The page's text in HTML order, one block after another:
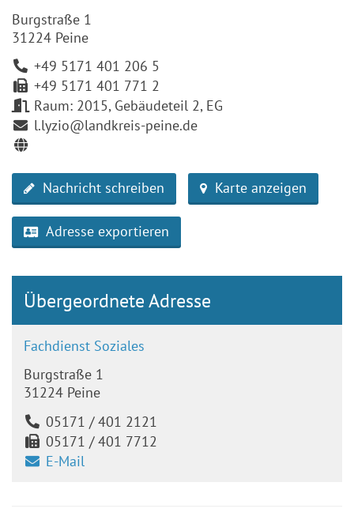
Burgstraße 1
31224 Peine
+49 5171 401 206 5
+49 5171 401 771 2
Raum: 2015, Gebäudeteil 2, EG
l.lyzio@landkreis-peine.de
Nachricht schreiben Karte anzeigen
Adresse exportieren
Übergeordnete Adresse
Fachdienst Soziales
Burgstraße 1
31224 Peine
05171 / 401 2121
05171 / 401 7712
E-Mail